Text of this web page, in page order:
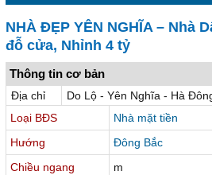
NHÀ ĐẸP YÊN NGHĨA – Nhà
đỗ cửa, Nhỉnh 4 tỷ
Thông tin cơ bản
Địa chỉ
Do Lộ - Yên Nghĩa - Hà
Loại BĐS
Nhà mặt tiền
Hướng
Đông Bắc
Chiều ngang
m